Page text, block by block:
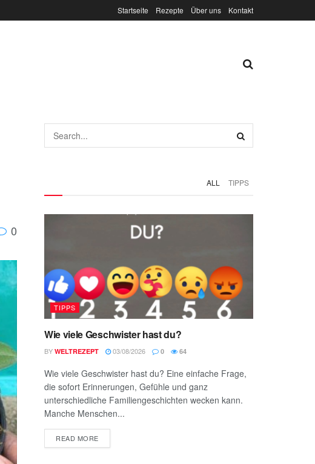
Startseite Rezepte Über uns Kontakt
0
ALL TIPPS
TIPPS
Wie viele Geschwister hast du?
BY WELTREZEPT 03/08/2026 0 64
Wie viele Geschwister hast du? Eine einfache Frage,
die sofort Erinnerungen, Gefühle und ganz
unterschiedliche Familiengeschichten wecken kann.
Manche Menschen...
READ MORE